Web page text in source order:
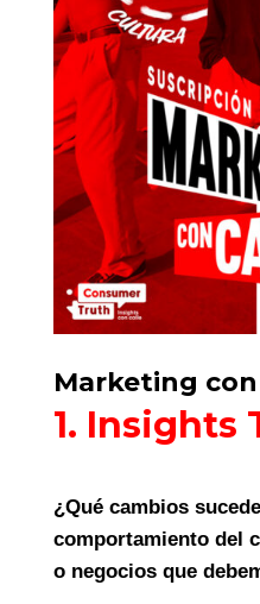
Marketing
1. Insights
¿Qué cambios
comportamiento del
o negocios que